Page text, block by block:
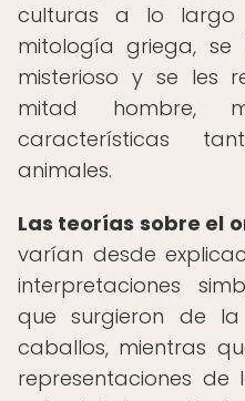
culturas a lo largo
mitología griega, se
misterioso y se les
mitad hombre,
características
animales.
Las teorías sobre el
varían desde
interpretaciones
que surgieron de
caballos, mientras
representaciones